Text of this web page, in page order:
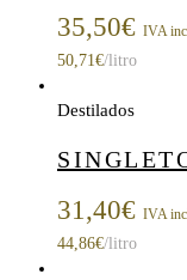
35,50€ IVA incl.
50,71 €/litro
Destilados
31,40€ IVA incl.
44,86€/litro